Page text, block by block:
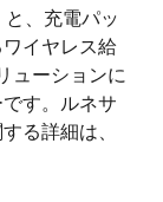
、充電パッ
イヤレス給
ューションに
す。ルネサ
る詳細は、